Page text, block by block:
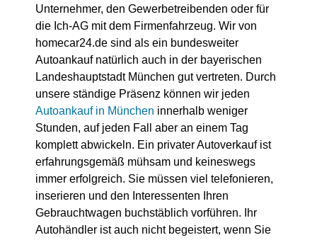
Unternehmer, den Gewerbetreibenden oder für
die Ich-AG mit dem Firmenfahrzeug. Wir von
homecar24.de sind als ein bundesweiter
Autoankauf natürlich auch in der bayerischen
Landeshauptstadt München gut vertreten. Durch
unsere ständige Präsenz können wir jeden
Autoankauf in München innerhalb weniger
Stunden, auf jeden Fall aber an einem Tag
komplett abwickeln. Ein privater Autoverkauf ist
erfahrungsgemäß mühsam und keineswegs
immer erfolgreich. Sie müssen viel telefonieren,
inserieren und den Interessenten Ihren
Gebrauchtwagen buchstäblich vorführen. Ihr
Autohändler ist auch nicht begeistert, wenn Sie